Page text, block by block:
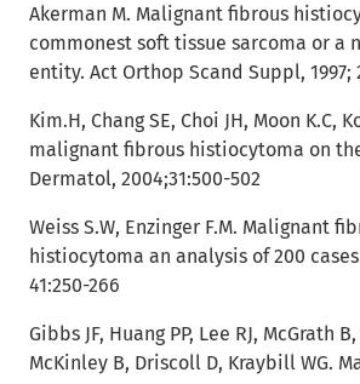
Akerman M. Malignant fibrous
commonest soft tissue sarcoma or a
entity. Act Orthop Scand Suppl, 1997;
Kim.H, Chang SE, Choi JH, Moon K.C,
malignant fibrous histiocytoma on
Dermatol, 2004;31:500-502
Weiss S.W, Enzinger F.M. Malignant
histiocytoma an analysis of 200
41:250-266
Gibbs JF, Huang PP, Lee RJ, McGrath
McKinley B, Driscoll D, Kraybill WG.